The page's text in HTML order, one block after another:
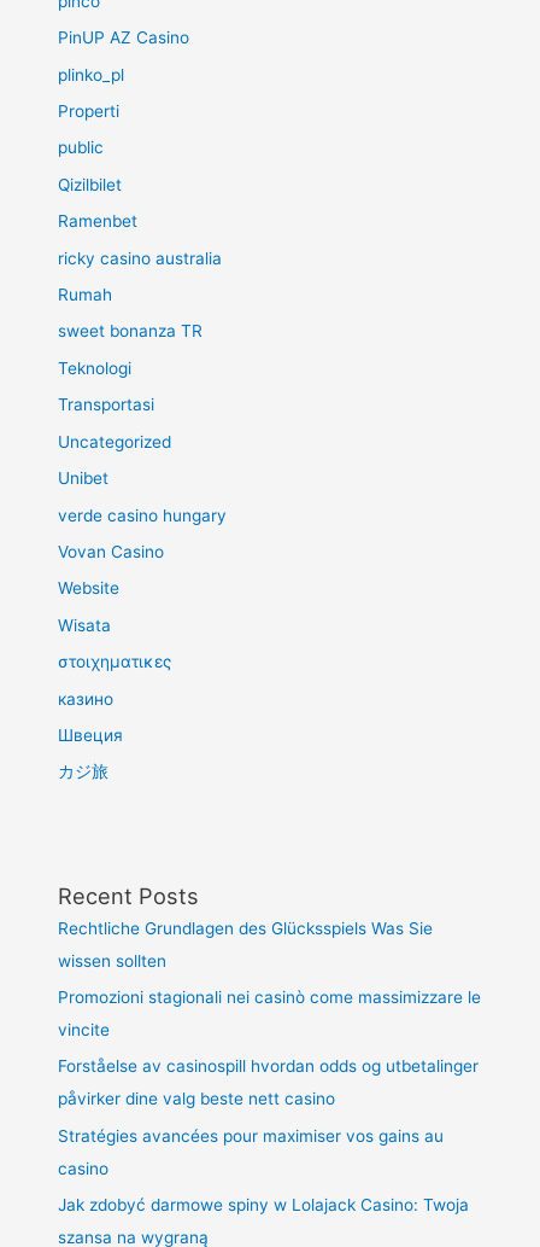
PinUP AZ Casino
plinko_pl
Properti
public
Qizilbilet
Ramenbet
ricky casino australia
Rumah
sweet bonanza TR
Teknologi
Transportasi
Uncategorized
Unibet
verde casino hungary
Vovan Casino
Website
Wisata
στοιχηματικες
казино
Швеция
カジ旅
Recent Posts
Rechtliche Grundlagen des Glücksspiels Was Sie
wissen sollten
Promozioni stagionali nei casinò come massimizzare le
vincite
Forståelse av casinospill hvordan odds og utbetalinger
påvirker dine valg beste nett casino
Stratégies avancées pour maximiser vos gains au
casino
Jak zdobyć darmowe spiny w Lolajack Casino: Twoja
szansa na wygraną